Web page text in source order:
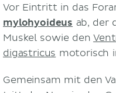
Vor Eintritt in das
mylohyoideus ab, der
Muskel sowie den
digastricus motorisch
Gemeinsam mit den